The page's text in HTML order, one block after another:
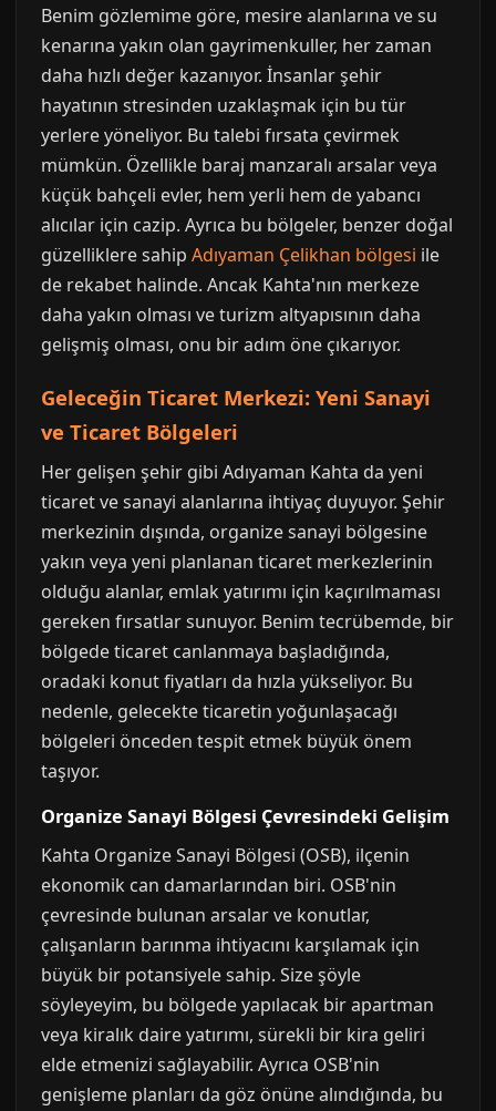
Benim gözlemime göre, mesire alanlarına ve su
kenarına yakın olan gayrimenkuller, her zaman
daha hızlı değer kazanıyor. İnsanlar şehir
hayatının stresinden uzaklaşmak için bu tür
yerlere yöneliyor. Bu talebi fırsata çevirmek
mümkün. Özellikle baraj manzaralı arsalar veya
küçük bahçeli evler, hem yerli hem de yabancı
alıcılar için cazip. Ayrıca bu bölgeler, benzer doğal
güzelliklere sahip Adıyaman Çelikhan bölgesi ile
de rekabet halinde. Ancak Kahta'nın merkeze
daha yakın olması ve turizm altyapısının daha
gelişmiş olması, onu bir adım öne çıkarıyor.
Geleceğin Ticaret Merkezi: Yeni Sanayi
ve Ticaret Bölgeleri
Her gelişen şehir gibi Adıyaman Kahta da yeni
ticaret ve sanayi alanlarına ihtiyaç duyuyor. Şehir
merkezinin dışında, organize sanayi bölgesine
yakın veya yeni planlanan ticaret merkezlerinin
olduğu alanlar, emlak yatırımı için kaçırılmaması
gereken fırsatlar sunuyor. Benim tecrübemde, bir
bölgede ticaret canlanmaya başladığında,
oradaki konut fiyatları da hızla yükseliyor. Bu
nedenle, gelecekte ticaretin yoğunlaşacağı
bölgeleri önceden tespit etmek büyük önem
taşıyor.
Organize Sanayi Bölgesi Çevresindeki Gelişim
Kahta Organize Sanayi Bölgesi (OSB), ilçenin
ekonomik can damarlarından biri. OSB'nin
çevresinde bulunan arsalar ve konutlar,
çalışanların barınma ihtiyacını karşılamak için
büyük bir potansiyele sahip. Size şöyle
söyleyeyim, bu bölgede yapılacak bir apartman
veya kiralık daire yatırımı, sürekli bir kira geliri
elde etmenizi sağlayabilir. Ayrıca OSB'nin
genişleme planları da göz önüne alındığında, bu